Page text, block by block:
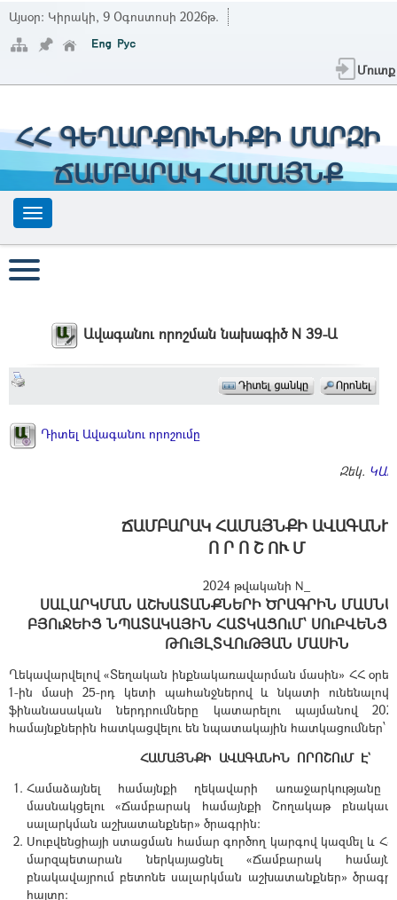
Այսօր: Կիրակի, 9 Օգոստոսի 2026թ.
Մուտք
ՀՀ ԳԵՂԱՐՔՈՒՆԻՔԻ ՄԱՐԶԻ
ՃԱՄԲԱՐԱԿ ՀԱՄԱՅՆՔ
Ավագանու որոշման նախագիծ N 39-Ա
Դիտել Ավագանու որոշումը
Զեկ.
ՃԱՄԲԱՐԱԿ ՀԱՄԱՅՆՔԻ ԱՎԱԳԱՆԻ
Ո Ր Ո Շ ՈՒ Մ
2024 թվականի N_
ՍԱԼԱՐԿՄԱՆ ԱՇԽԱՏԱՆՔՆԵՐԻ ԾՐԱԳՐԻՆ
ԲՅՈւՋԵԻՑ ՆՊԱՏԱԿԱՅԻՆ ՀԱՏԿԱՑՈւՄ՝
ԹՈւՅԼՏՎՈւԹՅԱՆ ՄԱՍԻՆ
Ղեկավարվելով «Տեղական ինքնակառավարման մասին» ՀՀ
1-ին մասի 25-րդ կետի պահանջներով և նկատի ունենալով,
ֆինանասական ներդրումները կատարելու պայմանով
համայնքներին հատկացվելու են նպատակային հատկացումներ՝
ՀԱՄԱՅՆՔԻ ԱՎԱԳԱՆԻՆ ՈՐՈՇՈւՄ Է`
Համաձայնել համայնքի ղեկավարի առաջարկությանը
մասնակցելու «Ճամբարակ համայնքի Շողակաթ
սալարկման աշխատանքներ» ծրագրին:
Սուբվենցիայի ստացման համար գործող կարգով կազմել և
մարզպետարան ներկայացնել «Ճամբարակ
բնակավայրում բետոնե սալարկման աշխատանքներ»
հայտը: